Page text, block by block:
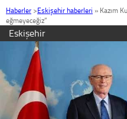
Haberler >Eskişehir haberleri » Kazım
eğmeyeceğiz”
Eskişehir